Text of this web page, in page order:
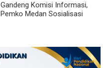
Gandeng Komisi Informasi,
Pemko Medan Sosialisasi